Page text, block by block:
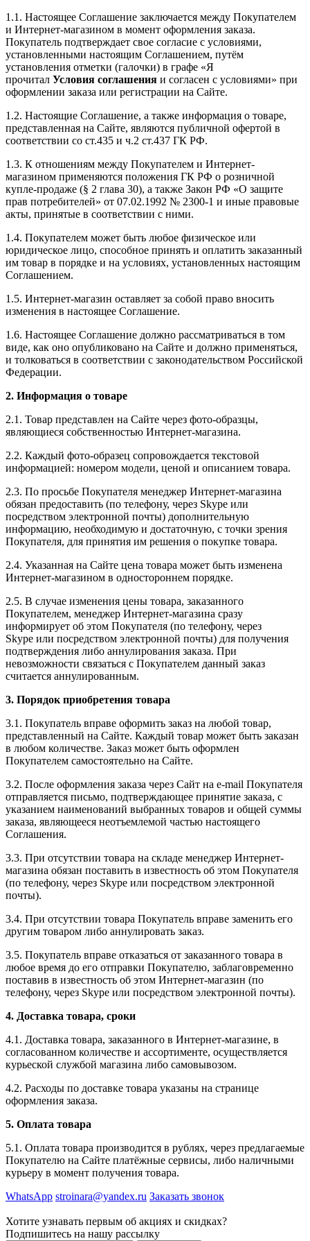
1.1. Настоящее Соглашение заключается между Покупателем
и Интернет-магазином в момент оформления заказа.
Покупатель подтверждает свое согласие с условиями,
установленными настоящим Соглашением, путём
установления отметки (галочки) в графе «Я
прочитал Условия соглашения и согласен с условиями» при
оформлении заказа или регистрации на Сайте.
1.2. Настоящие Соглашение, а также информация о товаре,
представленная на Сайте, являются публичной офертой в
соответствии со ст.435 и ч.2 ст.437 ГК РФ.
1.3. К отношениям между Покупателем и Интернет-
магазином применяются положения ГК РФ о розничной
купле-продаже (§ 2 глава 30), а также Закон РФ «О защите
прав потребителей» от 07.02.1992 № 2300-1 и иные правовые
акты, принятые в соответствии с ними.
1.4. Покупателем может быть любое физическое или
юридическое лицо, способное принять и оплатить заказанный
им товар в порядке и на условиях, установленных настоящим
Соглашением.
1.5. Интернет-магазин оставляет за собой право вносить
изменения в настоящее Соглашение.
1.6. Настоящее Соглашение должно рассматриваться в том
виде, как оно опубликовано на Сайте и должно применяться,
и толковаться в соответствии с законодательством Российской
Федерации.
2. Информация о товаре
2.1. Товар представлен на Сайте через фото-образцы,
являющиеся собственностью Интернет-магазина.
2.2. Каждый фото-образец сопровождается текстовой
информацией: номером модели, ценой и описанием товара.
2.3. По просьбе Покупателя менеджер Интернет-магазина
обязан предоставить (по телефону, через Skype или
посредством электронной почты) дополнительную
информацию, необходимую и достаточную, с точки зрения
Покупателя, для принятия им решения о покупке товара.
2.4. Указанная на Сайте цена товара может быть изменена
Интернет-магазином в одностороннем порядке.
2.5. В случае изменения цены товара, заказанного
Покупателем, менеджер Интернет-магазина сразу
информирует об этом Покупателя (по телефону, через
Skype или посредством электронной почты) для получения
подтверждения либо аннулирования заказа. При
невозможности связаться с Покупателем данный заказ
считается аннулированным.
3. Порядок приобретения товара
3.1. Покупатель вправе оформить заказ на любой товар,
представленный на Сайте. Каждый товар может быть заказан
в любом количестве. Заказ может быть оформлен
Покупателем самостоятельно на Сайте.
3.2. После оформления заказа через Сайт на e-mail Покупателя
отправляется письмо, подтверждающее принятие заказа, с
указанием наименований выбранных товаров и общей суммы
заказа, являющееся неотъемлемой частью настоящего
Соглашения.
3.3. При отсутствии товара на складе менеджер Интернет-
магазина обязан поставить в известность об этом Покупателя
(по телефону, через Skype или посредством электронной
почты).
3.4. При отсутствии товара Покупатель вправе заменить его
другим товаром либо аннулировать заказ.
3.5. Покупатель вправе отказаться от заказанного товара в
любое время до его отправки Покупателю, заблаговременно
поставив в известность об этом Интернет-магазин (по
телефону, через Skype или посредством электронной почты).
4. Доставка товара, сроки
4.1. Доставка товара, заказанного в Интернет-магазине, в
согласованном количестве и ассортименте, осуществляется
курьеской службой магазина либо самовывозом.
4.2. Расходы по доставке товара указаны на странице
оформления заказа.
5. Оплата товара
5.1. Оплата товара производится в рублях, через предлагаемые
Покупателю на Сайте платёжные сервисы, либо наличными
курьеру в момент получения товара.
WhatsApp stroinara@yandex.ru Заказать звонок
Хотите узнавать первым об акциях и скидках?
Подпишитесь на нашу рассылку